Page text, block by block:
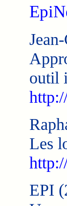
outil
Les
EPI